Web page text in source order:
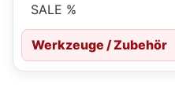
SALE %
Werkzeuge / Zubehör